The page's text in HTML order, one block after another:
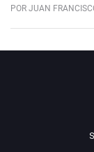
POR JUAN